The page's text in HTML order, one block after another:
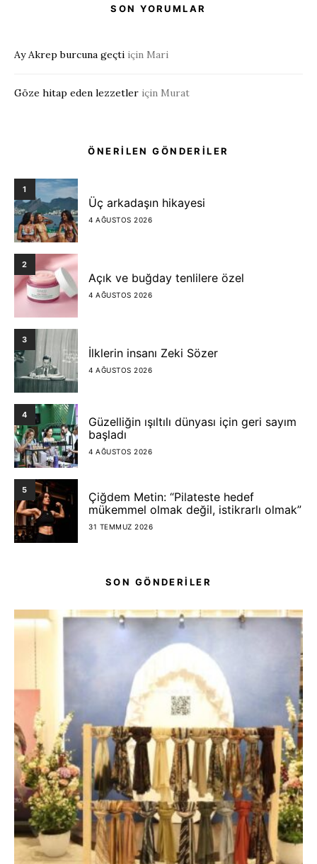
SON YORUMLAR
Ay Akrep burcuna geçti için Mari
Göze hitap eden lezzetler için Murat
ÖNERİLEN GÖNDERİLER
1
Üç arkadaşın hikayesi
4 AĞUSTOS 2026
2
Açık ve buğday tenlilere özel
4 AĞUSTOS 2026
3
İlklerin insanı Zeki Sözer
4 AĞUSTOS 2026
4
Güzelliğin ışıltılı dünyası için geri sayım
başladı
4 AĞUSTOS 2026
5
Çiğdem Metin: “Pilateste hedef
mükemmel olmak değil, istikrarlı olmak”
31 TEMMUZ 2026
SON GÖNDERİLER